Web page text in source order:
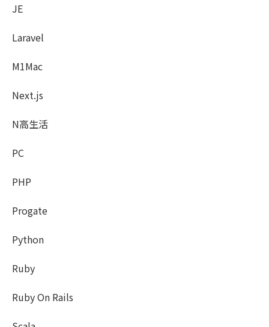
JE
Laravel
M1Mac
Next.js
N高生活
PC
PHP
Progate
Python
Ruby
Ruby On Rails